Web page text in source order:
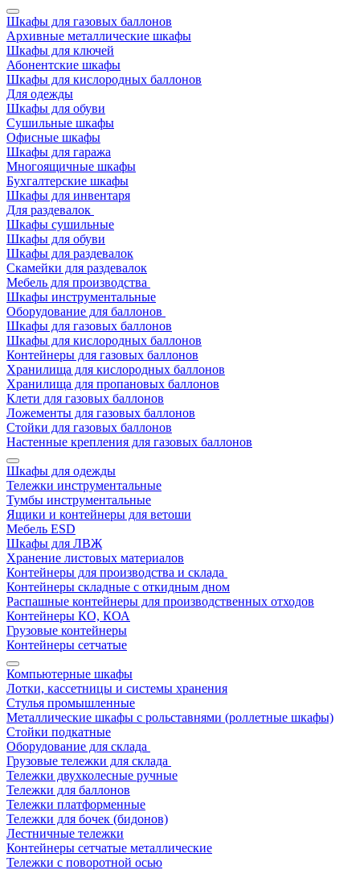
Шкафы для газовых баллонов
Архивные металлические шкафы
Шкафы для ключей
Абонентские шкафы
Шкафы для кислородных баллонов
Для одежды
Шкафы для обуви
Сушильные шкафы
Офисные шкафы
Шкафы для гаража
Многоящичные шкафы
Бухгалтерские шкафы
Шкафы для инвентаря
Для раздевалок
Шкафы сушильные
Шкафы для обуви
Шкафы для раздевалок
Скамейки для раздевалок
Мебель для производства
Шкафы инструментальные
Оборудование для баллонов
Шкафы для газовых баллонов
Шкафы для кислородных баллонов
Контейнеры для газовых баллонов
Хранилища для кислородных баллонов
Хранилища для пропановых баллонов
Клети для газовых баллонов
Ложементы для газовых баллонов
Стойки для газовых баллонов
Настенные крепления для газовых баллонов
Шкафы для одежды
Тележки инструментальные
Тумбы инструментальные
Ящики и контейнеры для ветоши
Мебель ESD
Шкафы для ЛВЖ
Хранение листовых материалов
Контейнеры для производства и склада
Контейнеры складные с откидным дном
Распашные контейнеры для производственных отходов
Контейнеры КО, КОА
Грузовые контейнеры
Контейнеры сетчатые
Компьютерные шкафы
Лотки, кассетницы и системы хранения
Стулья промышленные
Металлические шкафы с рольставнями (роллетные шкафы)
Стойки подкатные
Оборудование для склада
Грузовые тележки для склада
Тележки двухколесные ручные
Тележки для баллонов
Тележки платформенные
Тележки для бочек (бидонов)
Лестничные тележки
Контейнеры сетчатые металлические
Тележки с поворотной осью